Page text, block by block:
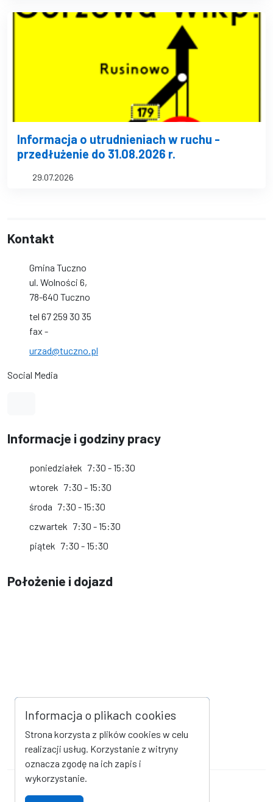
Informacja o utrudnieniach w ruchu -
przedłużenie do 31.08.2026 r.
29.07.2026
Kontakt
Gmina Tuczno
ul. Wolności 6,
78-640 Tuczno
tel 67 259 30 35
fax -
urzad@tuczno.pl
Social Media
Informacje i godziny pracy
poniedziałek 7:30 - 15:30
wtorek 7:30 - 15:30
środa 7:30 - 15:30
czwartek 7:30 - 15:30
piątek 7:30 - 15:30
Położenie i dojazd
Informacja o plikach cookies
Strona korzysta z plików cookies w celu
realizacji usług. Korzystanie z witryny
oznacza zgodę na ich zapis i
wykorzystanie.